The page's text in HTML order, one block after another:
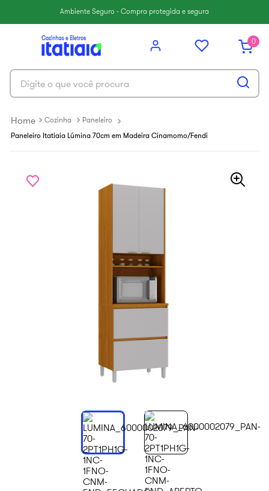
Ambiente Seguro - Compra protegida e segura
0
Digite o que você procura
Cozinha
Paneleiro
Paneleiro Itatiaia Lúmina 70cm em Madeira Cinamomo/Fendi
balcão itatiaia
armário cozinha
9º
renova
new premium